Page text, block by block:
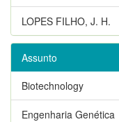
LOPES FILHO, J. H.
Assunto
Biotechnology
Engenharia Genética